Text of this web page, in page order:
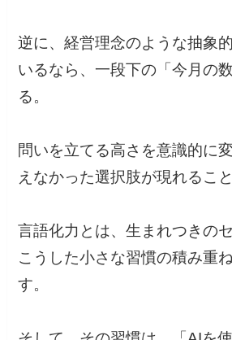
逆に、経営理念のような抽象
いるなら、一段下の「今月の
る。
問いを立てる高さを意識的に
えなかった選択肢が現れるこ
言語化力とは、生まれつきの
こうした小さな習慣の積み重
す。